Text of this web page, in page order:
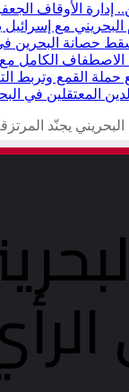
إدارة الأوقاف
مع إسرائيل
تسقط حصانة
الكامل مع
القمع وتربط
المعتقلين في
البحريني يجنّد